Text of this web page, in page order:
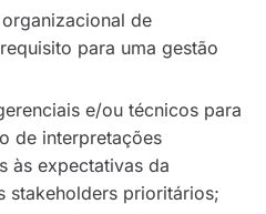
de
para uma gestão
e/ou técnicos para
de interpretações
às expectativas da
stakeholders prioritários;